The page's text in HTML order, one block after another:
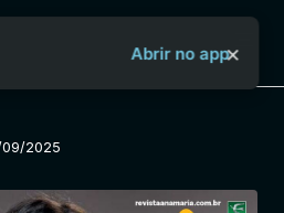
Sobre o Aya Bancah
Abrir no app×
2025